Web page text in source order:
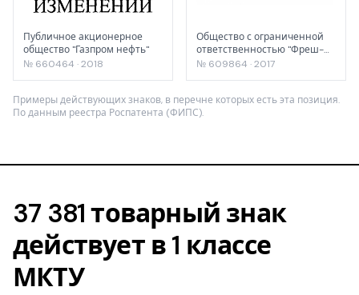
Публичное акционерное
общество "Газпром нефть"
№ 660464 · 2018
Общество с ограниченной
ответственностью "Фреш-
Форма"
№ 609864 · 2017
Примеры действующих знаков, в перечне которых есть эта позиция.
По данным реестра Роспатента (ФИПС).
37 381 товарный знак
действует в 1 классе
МКТУ